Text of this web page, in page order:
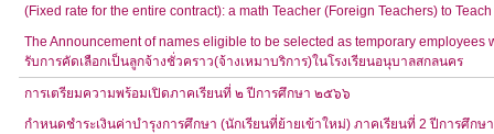
(Fixed rate for the entire contract): a math Teacher (Foreign Teachers) to
The Announcement of names eligible to be selected as temporary
รับการคัดเลือกเป็นลูกจ้างชั่วคราว(จ้างเหมาบริการ)ในโรงเรียนอนุบาลสกลนคร
การเตรียมความพร้อมเปิดภาคเรียนที่ ๒ ปีการศึกษา ๒๕๖๖
กำหนดชำระเงินค่าบำรุงการศึกษา (นักเรียนที่ย้ายเข้าใหม่) ภาคเรียนที่ 2 ปีการศึก